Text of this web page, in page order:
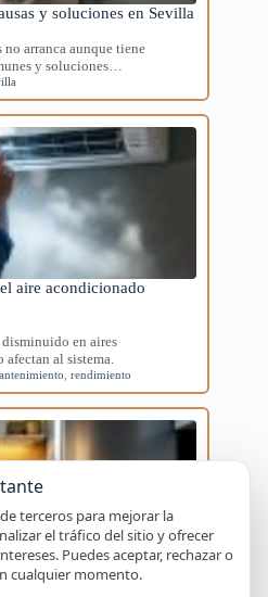
y soluciones en Sevilla
arranca aunque tiene
y soluciones…
aire acondicionado
en aires
al sistema.
rendimiento
averías en
terceros para mejorar la
el tráfico del sitio y ofrecer
Puedes aceptar, rechazar o
cualquier momento.